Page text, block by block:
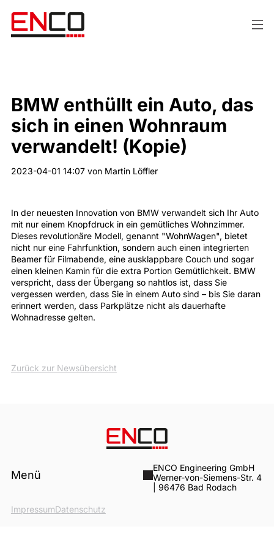
BMW enthüllt ein Auto, das
sich in einen Wohnraum
verwandelt! (Kopie)
2023-04-01 14:07von Martin Löffler
In der neuesten Innovation von BMW verwandelt sich Ihr Auto
mit nur einem Knopfdruck in ein gemütliches Wohnzimmer.
Dieses revolutionäre Modell, genannt "WohnWagen", bietet
nicht nur eine Fahrfunktion, sondern auch einen integrierten
Beamer für Filmabende, eine ausklappbare Couch und sogar
einen kleinen Kamin für die extra Portion Gemütlichkeit. BMW
verspricht, dass der Übergang so nahtlos ist, dass Sie
vergessen werden, dass Sie in einem Auto sind – bis Sie daran
erinnert werden, dass Parkplätze nicht als dauerhafte
Wohnadresse gelten.
Zurück zur Newsübersicht
Menü
ENCO Engineering GmbH
Werner-von-Siemens-Str. 4
| 96476 Bad Rodach
ImpressumDatenschutz